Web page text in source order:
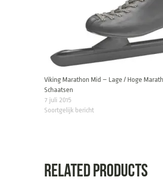
Viking Marathon Mid – Lage / Hoge
Schaatsen
7 juli 2015
Soortgelijk bericht
Related products